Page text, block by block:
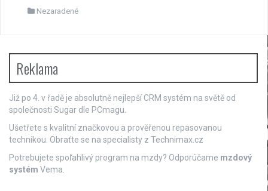
Nezaradené
Reklama
Již po 4. v řadě je absolutně nejlepší CRM systém na světě od
společnosti Sugar dle PCmagu.
Ušetřete s kvalitní značkovou a prověřenou repasovanou
technikou. Obraťte se na specialisty z Technimax.cz
Potrebujete spoľahlivý program na mzdy? Odporúčame mzdový
systém Vema.